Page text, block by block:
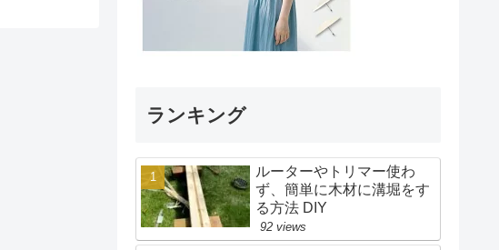
ランキング
ルーターやトリマー使わ
ず、簡単に木材に溝堀をす
る方法 DIY
92 views